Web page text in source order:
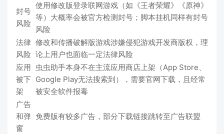
封号
风险
使用修改版登录联网游戏（如《王者荣耀》《原神》
等）大概率会被官方检测封号；脚本挂机同样有封号
风险
法律
风险
修改和传播破解版游戏涉嫌侵犯游戏开发商版权，理
论上用户也面临一定法律风险
应用
被下
架
虫虫助手本身不在主流应用商店上架（App Store、
Google Play无法搜索到），需要官网下载，且经常
被安全软件报毒
广告
和弹
窗
免费版有较多广告，部分下载链接跳转至广告联盟